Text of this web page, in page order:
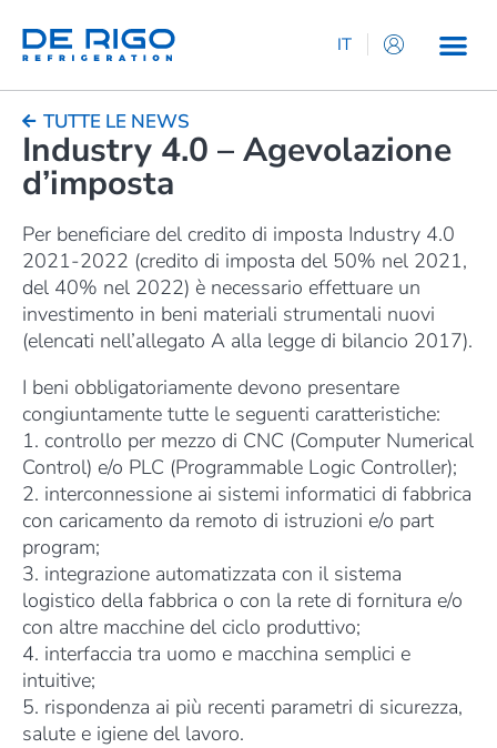
IT
TUTTE LE NEWS
Industry 4.0 – Agevolazione
d’imposta
Per beneficiare del credito di imposta Industry 4.0
2021-2022 (credito di imposta del 50% nel 2021,
del 40% nel 2022) è necessario effettuare un
investimento in beni materiali strumentali nuovi
(elencati nell’allegato A alla legge di bilancio 2017).
I beni obbligatoriamente devono presentare
congiuntamente tutte le seguenti caratteristiche:
1. controllo per mezzo di CNC (Computer Numerical
Control) e/o PLC (Programmable Logic Controller);
2. interconnessione ai sistemi informatici di fabbrica
con caricamento da remoto di istruzioni e/o part
program;
3. integrazione automatizzata con il sistema
logistico della fabbrica o con la rete di fornitura e/o
con altre macchine del ciclo produttivo;
4. interfaccia tra uomo e macchina semplici e
intuitive;
5. rispondenza ai più recenti parametri di sicurezza,
salute e igiene del lavoro.